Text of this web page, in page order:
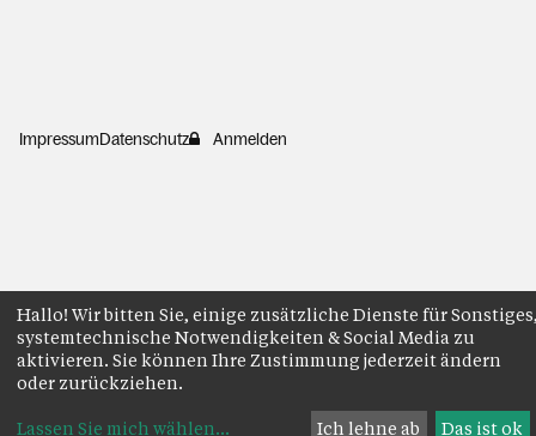
ImpressumDatenschutz Anmelden
Hallo! Wir bitten Sie, einige zusätzliche Dienste für
systemtechnische Notwendigkeiten & Social Media zu
aktivieren. Sie können Ihre Zustimmung jederzeit ändern
oder zurückziehen.
Lassen Sie mich wählen... Ich lehne ab Das ist ok